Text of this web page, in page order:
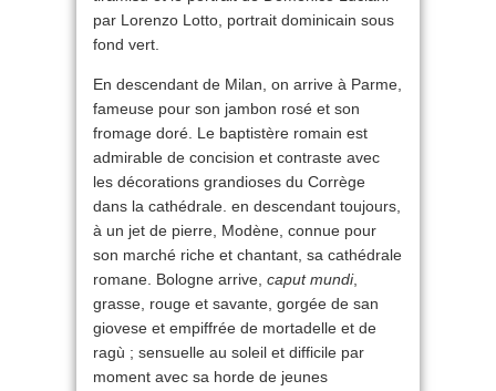
par Lorenzo Lotto, portrait dominicain sous
fond vert.
En descendant de Milan, on arrive à Parme,
fameuse pour son jambon rosé et son
fromage doré. Le baptistère romain est
admirable de concision et contraste avec
les décorations grandioses du Corrège
dans la cathédrale. en descendant toujours,
à un jet de pierre, Modène, connue pour
son marché riche et chantant, sa cathédrale
romane. Bologne arrive, caput mundi,
grasse, rouge et savante, gorgée de san
giovese et empiffrée de mortadelle et de
ragù ; sensuelle au soleil et difficile par
moment avec sa horde de jeunes